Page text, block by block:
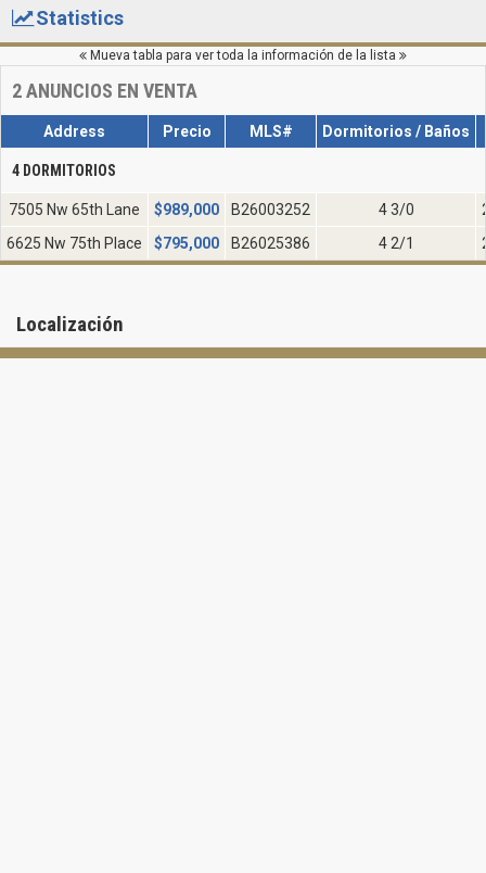
Statistics
Mueva tabla para ver toda la información de la lista
2ANUNCIOS EN VENTA
Address Precio MLS# Dormitorios / Baños
4 DORMITORIOS
7505 Nw 65th Lane $989,000 B26003252 4 3/0
6625 Nw 75th Place
$795,000 B26025386 4 2/1
Localización